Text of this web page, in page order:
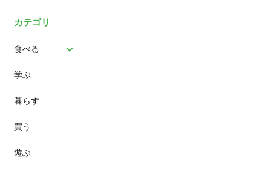
カテゴリ
食べる
パン
スイーツ
ランチ
カフェ
学ぶ
暮らす
買う
遊ぶ